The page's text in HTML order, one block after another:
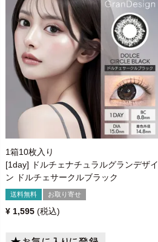
1箱10枚入り
[1day] ドルチェナチュラルグランデザイ
ン ドルチェサークルブラック
送料無料 お取り寄せ
¥ 1,595 税込